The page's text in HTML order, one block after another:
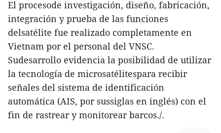
El procesode investigación, diseño, fabricación,
integración y prueba de las funciones
delsatélite fue realizado completamente en
Vietnam por el personal del VNSC.
Sudesarrollo evidencia la posibilidad de utilizar
la tecnología de microsatélitespara recibir
señales del sistema de identificación
automática (AIS, por sussiglas en inglés) con el
fin de rastrear y monitorear barcos./.